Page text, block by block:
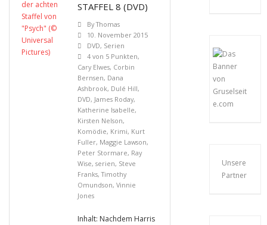
STAFFEL 8 (DVD)
ByThomas
10. November 2015
DVD, Serien
4 von 5 Punkten,
Cary Elwes, Corbin
Bernsen, Dana
Ashbrook, Dulé Hill,
DVD, James Roday,
Katherine Isabelle,
Kirsten Nelson,
Komödie, Krimi, Kurt
Fuller, Maggie Lawson,
Peter Stormare, Ray
Wise, serien, Steve
Franks,Timothy
Omundson, Vinnie
Jones
Inhalt: Nachdem Harris
Unsere
Partner